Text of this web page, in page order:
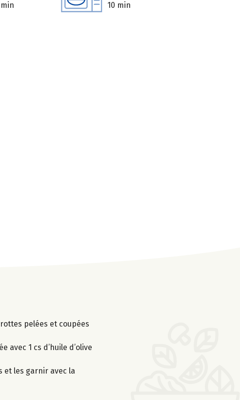
min 10 min
pelées et coupées
1 cs d’huile d’olive
et les garnir avec la